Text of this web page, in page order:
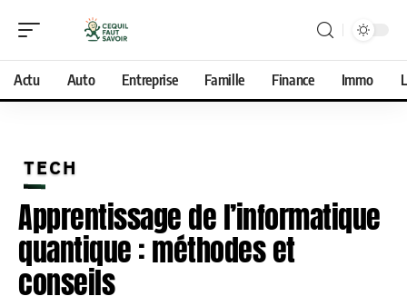
Actu Auto Entreprise Famille Finance Immo
TECH
Apprentissage de l’informatique
quantique : méthodes et
conseils